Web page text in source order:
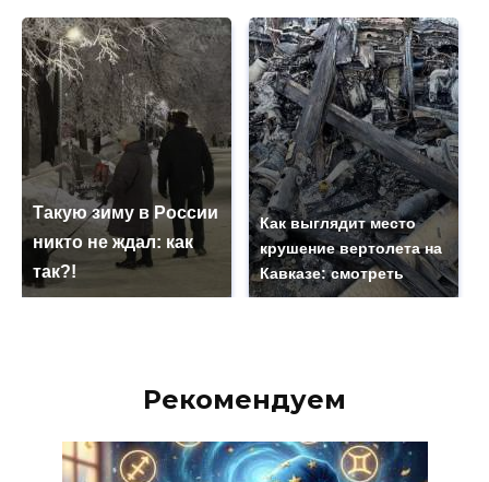
Такую зиму в России
никто не ждал: как
так?!
Как выглядит место
крушение вертолета на
Кавказе: смотреть
Рекомендуем